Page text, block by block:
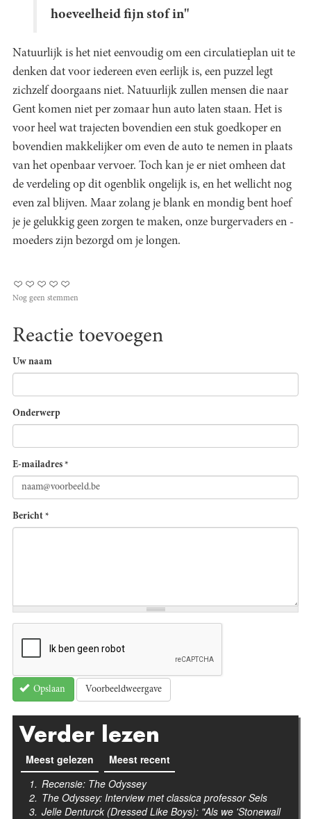
hoeveelheid fijn stof in"
Natuurlijk is het niet eenvoudig om een circulatieplan uit te
denken dat voor iedereen even eerlijk is, een puzzel legt
zichzelf doorgaans niet. Natuurlijk zullen mensen die naar
Gent komen niet per zomaar hun auto laten staan. Het is
voor heel wat trajecten bovendien een stuk goedkoper en
bovendien makkelijker om even de auto te nemen in plaats
van het openbaar vervoer. Toch kan je er niet omheen dat
de verdeling op dit ogenblik ongelijk is, en het wellicht nog
even zal blijven. Maar zolang je blank en mondig bent hoef
je je gelukkig geen zorgen te maken, onze burgervaders en -
moeders zijn bezorgd om je longen.
Nog geen stemmen
Reactie toevoegen
Uw naam
Onderwerp
E-mailadres *
Bericht *
Opslaan Voorbeeldweergave
Verder lezen
Meest gelezen (actieve tabblad)
Meest recent
Recensie: The Odyssey
The Odyssey: Interview met classica professor Sels
Jelle Denturck (Dressed Like Boys): "Als we 'Stonewall